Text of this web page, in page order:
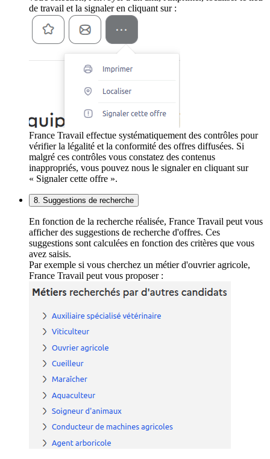
de travail et la signaler en cliquant sur :
France Travail effectue systématiquement des contrôles pour
vérifier la légalité et la conformité des offres diffusées. Si
malgré ces contrôles vous constatez des contenus
inappropriés, vous pouvez nous le signaler en cliquant sur
« Signaler cette offre ».
8. Suggestions de recherche
En fonction de la recherche réalisée, France Travail peut vous
afficher des suggestions de recherche d'offres. Ces
suggestions sont calculées en fonction des critères que vous
avez saisis.
Par exemple si vous cherchez un métier d'ouvrier agricole,
France Travail peut vous proposer :